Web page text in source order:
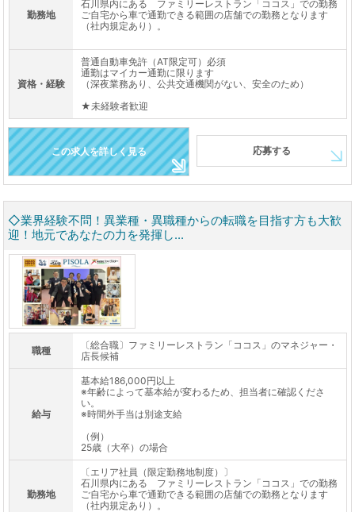
勤務地
石川県内にある ファミリーレストラン「ココス」での勤務
ご自宅から車で通勤できる範囲の店舗での勤務となります
（社内規定あり）。
資格・経験
普通自動車免許（AT限定可）必須
通勤はマイカー通勤に限ります
（深夜業務あり、公共交通機関がない、安全のため）
★未経験者歓迎
この求人を詳しく見る 応募する
◇業界経験不問！異業種・異職種からの転職を目指す方も大歓
迎！地元であなたの力を発揮し...
職種
〔総合職〕ファミリーレストラン「ココス」のマネジャー・
店長候補
給与
基本給186,000円以上
※年齢によって基本給が変わるため、担当者に確認くださ
い。
※時間外手当は別途支給
（例）
25歳（大卒）の場合
勤務地
〔エリア社員（限定勤務地制度）〕
石川県内にある ファミリーレストラン「ココス」での勤務
ご自宅から車で通勤できる範囲の店舗での勤務となります
（社内規定あり）。